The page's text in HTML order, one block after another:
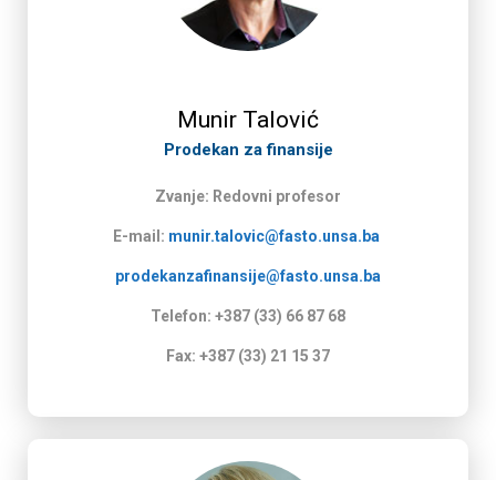
Munir Talović
Prodekan za finansije
Zvanje: Redovni profesor
E-mail: munir.talovic@fasto.unsa.ba
prodekanzafinansije@fasto.unsa.ba
Telefon: +387 (33) 66 87 68
Fax: +387 (33) 21 15 37